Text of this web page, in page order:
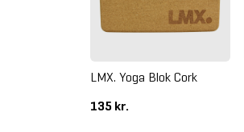
LMX. Yoga Blok Cork
135 kr.